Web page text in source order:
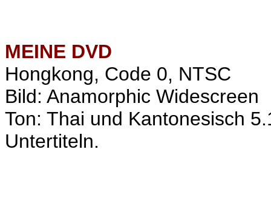
MEINE DVD
Hongkong, Code 0, NTSC
Bild: Anamorphic Widescreen
Ton: Thai und Kantonesisch
Untertiteln.